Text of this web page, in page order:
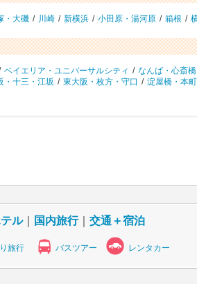
・大磯 / 川崎 / 新横浜 / 小田原・湯河原 / 箱根 /
ベイエリア・ユニバーサルシティ / なんば・心斎橋
・十三・江坂 / 東大阪・枚方・守口 / 淀屋橋・本
ル｜ 国内旅行｜ 交通＋宿泊
旅行 バスツアー レンタカー